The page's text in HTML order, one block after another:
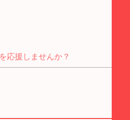
応援しませんか？